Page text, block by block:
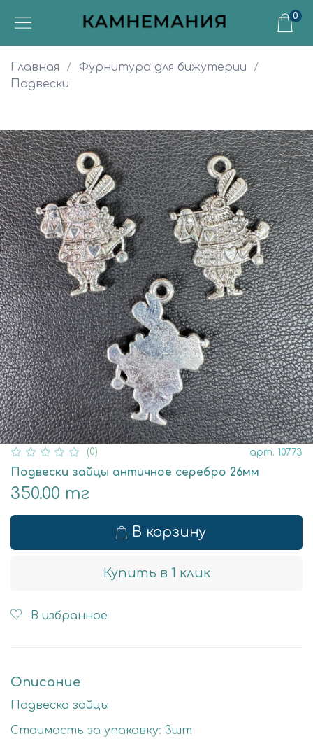
0
Главная
Фурнитура для бижутерии
Подвески
(0) арт. 10773
Подвески зайцы античное серебро 26мм
350.00 тг
В корзину
Купить в 1 клик
В избранное
Описание
Подвеска зайцы
Стоимость за упаковку: 3шт